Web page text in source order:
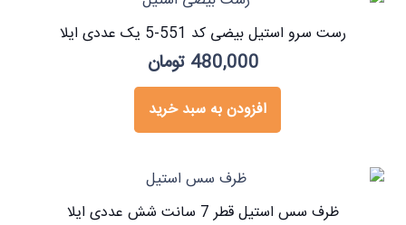
رست سرو استیل بیضی کد 551-5 یک عددی ایلا
480,000 تومان
افزودن به سبد خرید
ظرف سس استیل قطر 7 سانت شش عددی ایلا